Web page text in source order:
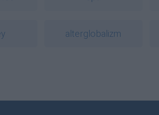
alterglobalizm